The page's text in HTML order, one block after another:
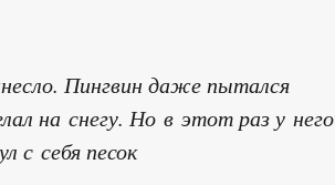
Пингвин даже пытался
на снегу. Но в этот раз у него
с себя песок